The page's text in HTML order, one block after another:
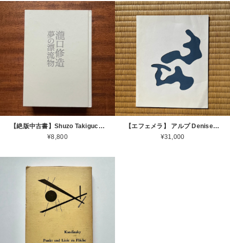
【絶版中古書】Shuzo Takiguchi 瀧口修造 夢の漂流物 世田谷美術館 富士県立近代美術館 2005 [310195712]
¥8,800
【エフェメラ】 アルプ Denise René arp 1961 [3100173]
¥31,000